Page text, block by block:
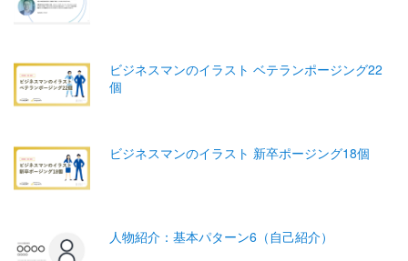
ビジネスマンのイラスト ベテランポージング22
個
ビジネスマンのイラスト 新卒ポージング18個
人物紹介：基本パターン6（自己紹介）